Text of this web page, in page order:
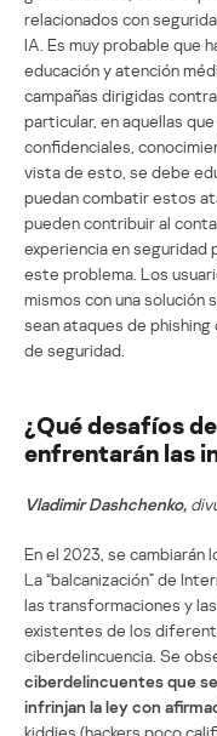
relacionados con
IA. Es muy probable que
educación y atención
campañas dirigidas
particular, en aquellas
confidenciales,
vista de esto, se debe
puedan combatir estos
pueden contribuir al
experiencia en seguridad
este problema. Los
mismos con una solución
sean ataques de phishing
de seguridad.
¿Qué desafíos
enfrentarán las
Vladimir Dashchenko,
En el 2023, se cambiarán
La “balcanización” de
las transformaciones y
existentes de los
ciberdelincuencia. Se
ciberdelincuentes que
infrinjan la ley con
kiddies (hackers poco